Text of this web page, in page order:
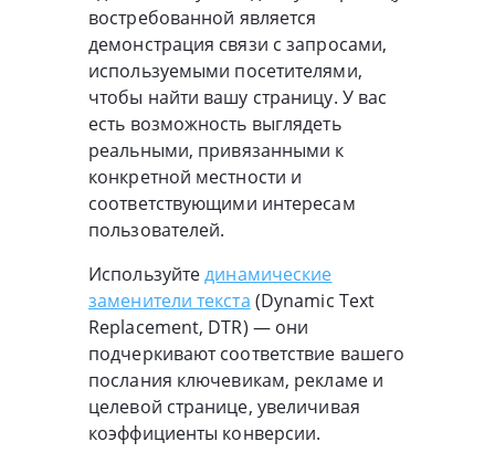
востребованной является
демонстрация связи с запросами,
используемыми посетителями,
чтобы найти вашу страницу. У вас
есть возможность выглядеть
реальными, привязанными к
конкретной местности и
соответствующими интересам
пользователей.
Используйтединамические
заменители текста (Dynamic Text
Replacement, DTR) — они
подчеркивают соответствие вашего
послания ключевикам, рекламе и
целевой странице, увеличивая
коэффициенты конверсии.